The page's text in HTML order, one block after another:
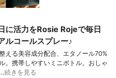
に活力をRosie Rojeで毎日
ルコールスプレー♪
える美容成分配合、エタノール70%
。携帯しやすいミニボトル。おしゃ
続きを見る